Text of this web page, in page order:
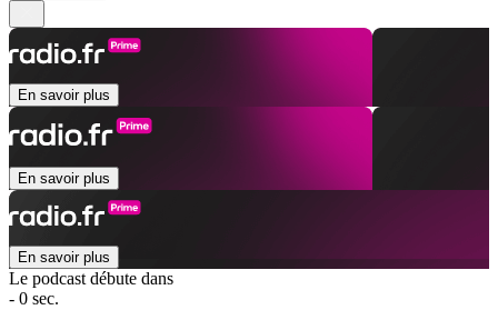
En savoir plus
En savoir plus
En savoir plus
Le podcast débute dans
- 0 sec.